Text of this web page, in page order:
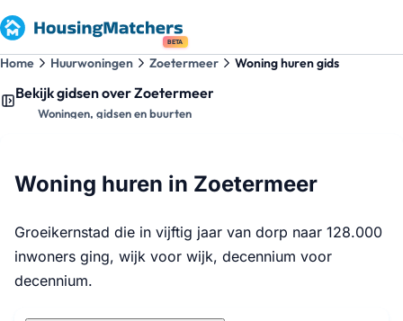
BETA
Home Huurwoningen Zoetermeer Woning huren gids
Bekijk gidsen over Zoetermeer
Woningen, gidsen en buurten
Woning huren in Zoetermeer
Groeikernstad die in vijftig jaar van dorp naar 128.000
inwoners ging, wijk voor wijk, decennium voor
decennium.